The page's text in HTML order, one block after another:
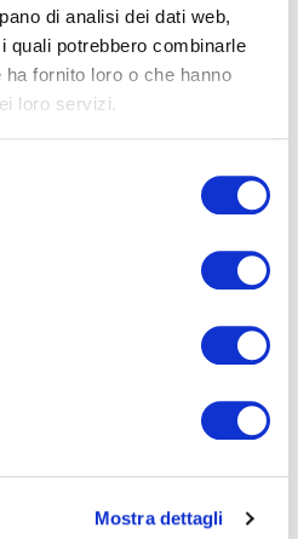
di analisi dei dati web,
quali potrebbero combinarle
fornito loro o che hanno
loro servizi.
Mostra dettagli